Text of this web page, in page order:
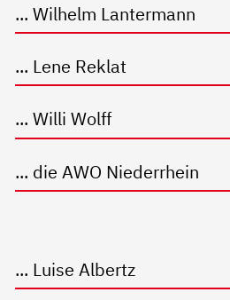
... Wilhelm Lantermann
... Lene Reklat
... Willi Wolff
... die AWO Niederrhein
... Luise Albertz